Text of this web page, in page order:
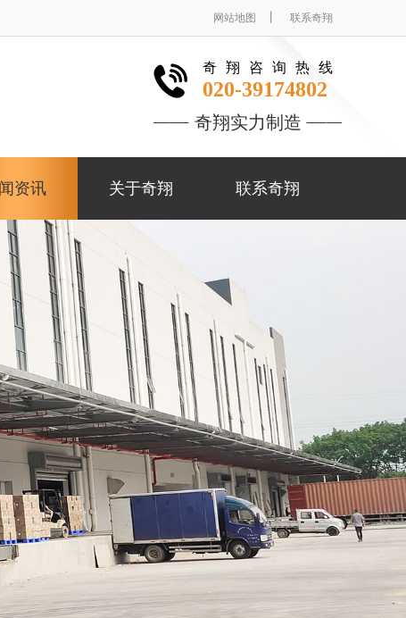
网站地图 联系奇翔
奇翔咨询热线
020-39174802
奇翔实力制造
资讯 关于奇翔 联系奇翔